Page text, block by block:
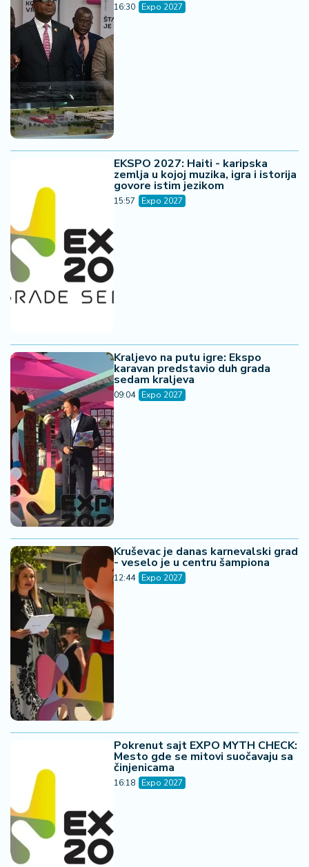
16:30 Expo 2027
EKSPO 2027: Haiti - karipska
zemlja u kojoj muzika, igra i istorija
govore istim jezikom
15:57 Expo 2027
Kraljevo na putu igre: Ekspo
karavan predstavio duh grada
sedam kraljeva
09:04 Expo 2027
Kruševac je danas karnevalski grad
- veselo je u centru šampiona
12:44 Expo 2027
Pokrenut sajt EXPO MYTH CHECK:
Mesto gde se mitovi suočavaju sa
činjenicama
16:18 Expo 2027